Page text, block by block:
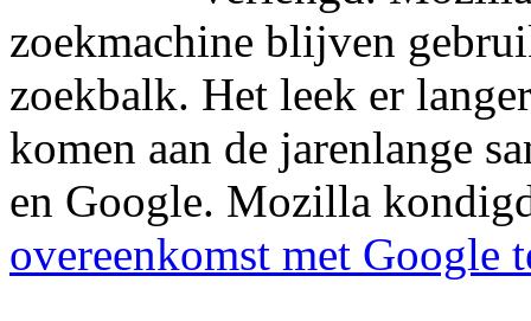
zoekmachine blijven
zoekbalk. Het leek er
komen aan de jarenlange
en Google. Mozilla
overeenkomst met Google